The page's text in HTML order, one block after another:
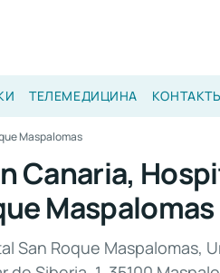
ТЕЛЕМЕДИЦИНА
Maspalomas
Canaria,
Maspalomas
San Roque Maspalomas,